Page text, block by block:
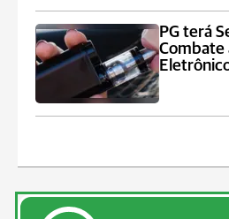
PG terá
Combate